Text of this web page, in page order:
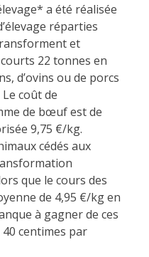
a été réalisée
réparties
et
22 tonnes en
d’ovins ou de porcs
coût de
de bœuf est de
9,75 €/kg.
cédés aux
que le cours des
de 4,95 €/kg en
à gagner de ces
centimes par